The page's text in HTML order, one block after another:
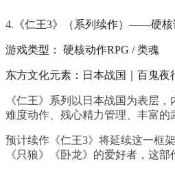
4. 《仁王3》（系列续作）——硬
游戏类型： 硬核动作RPG / 类魂
东方文化元素：日本战国｜百鬼
《仁王》系列以日本战国为表层
难度动作、残心精力管理、丰富的
预计续作《仁王3》将延续这一框
《只狼》《卧龙》的爱好者，这部